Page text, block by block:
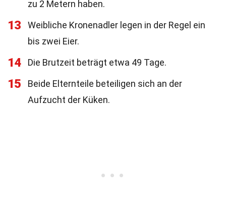
zu 2 Metern haben.
13
Weibliche Kronenadler legen in der Regel ein
bis zwei Eier.
14 Die Brutzeit beträgt etwa 49 Tage.
15
Beide Elternteile beteiligen sich an der
Aufzucht der Küken.